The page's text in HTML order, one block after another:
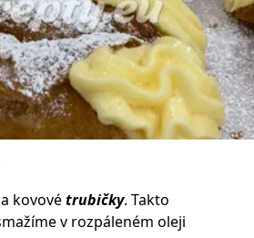
kovovétrubičky. Takto
v rozpáleném oleji